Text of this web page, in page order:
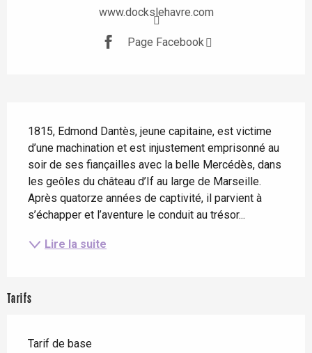
www.dockslehavre.com
Page Facebook
1815, Edmond Dantès, jeune capitaine, est victime
d’une machination et est injustement emprisonné au
soir de ses fiançailles avec la belle Mercédès, dans
les geôles du château d’If au large de Marseille.
Après quatorze années de captivité, il parvient à
s’échapper et l’aventure le conduit au trésor...
Lire la suite
Tarifs
Tarif de base